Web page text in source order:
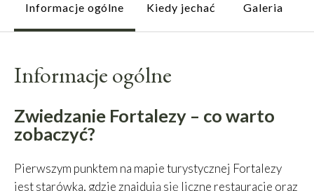
Informacje ogólne Kiedy jechać Galeria
Informacje ogólne
Zwiedzanie Fortalezy – co warto
zobaczyć?
Pierwszym punktem na mapie turystycznej Fortalezy
jest starówka, gdzie znajdują się liczne restauracje oraz